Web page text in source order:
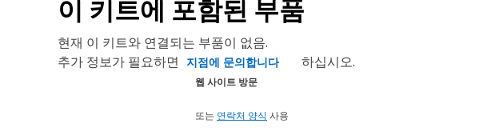
이 키트에 포함된 부품
현재 이 키트와 연결되는 부품이 없음.
추가 정보가 필요하면
지점에 문의합니다
웹 사이트 방문
또는 연락처 양식 사용
하십시오.